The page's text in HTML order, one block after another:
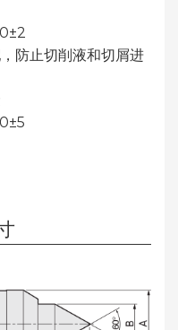
防止切削液和切屑进